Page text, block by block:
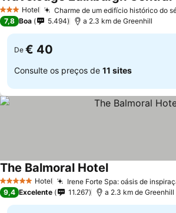
3 EstrelasHotel Charme de um edifício histórico do
7,8 Boa 5.494 a 2.3 km de Greenhill
De € 40
Consulte os preços de 11 sites
5 Estrelas Hotel Irene Forte Spa: oásis de
The Balmoral Hotel
9,4 Excelente 11.267 a 2.3 km de Greenhill